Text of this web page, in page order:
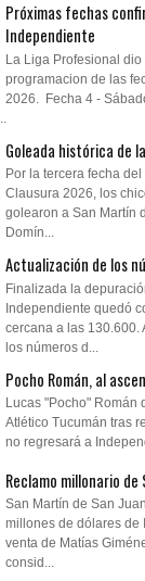
Próximas fechas
Independiente
La Liga Profesional dio
programacion de las
2026. Fecha 4 -
Goleada histórica de
Por la tercera fecha
Clausura 2026, los
golearon a San Martín
Domín...
Actualización de los
Finalizada la
Independiente quedó
cercana a las 130.600.
los números d...
Pocho Román, al
Lucas "Pocho" Román
Atlético Tucumán tras
no regresará a
Reclamo millonario de
San Martín de San
millones de dólares de
venta de Matías
consid...